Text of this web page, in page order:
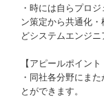
・時には自らプロ
ン策定から共通化
どシステムエンジ
【アピールポイント
・同社各分野にま
とができます。